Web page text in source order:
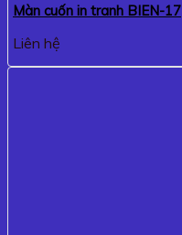
Màn cuốn in tranh BIEN-17
Liên hệ